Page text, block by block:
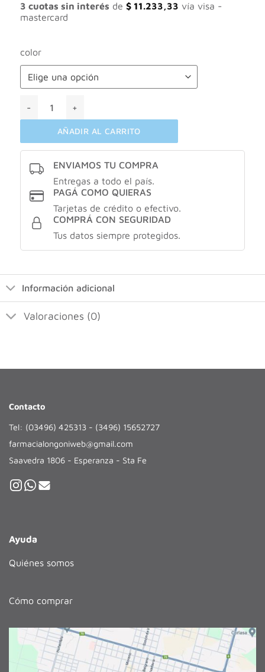
3 cuotas sin interés de $11.233,33 vía visa -
mastercard
color
AÑADIR AL CARRITO
ENVIAMOS TU COMPRA
Entregas a todo el país.
PAGÁ COMO QUIERAS
Tarjetas de crédito o efectivo.
COMPRÁ CON SEGURIDAD
Tus datos siempre protegidos.
Información adicional
Valoraciones (0)
Contacto
Tel: (03496) 425313 - (3496) 15652727
farmacialongoniweb@gmail.com
Saavedra 1806 - Esperanza - Sta Fe
Ayuda
Quiénes somos
Cómo comprar